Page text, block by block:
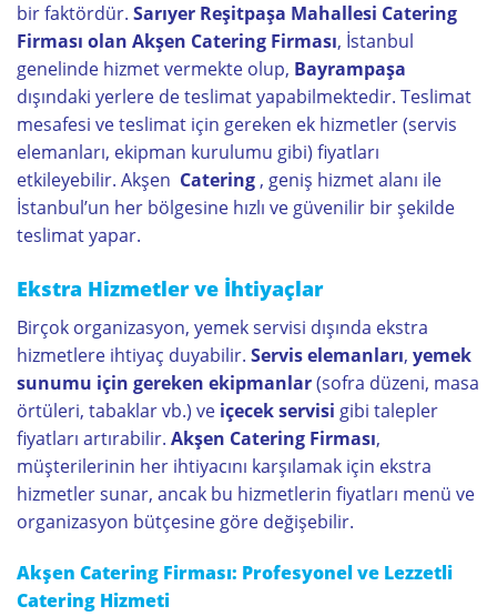
bir faktördür. Sarıyer Reşitpaşa Mahallesi Catering
Firması olan Akşen Catering Firması, İstanbul
genelinde hizmet vermekte olup, Bayrampaşa
dışındaki yerlere de teslimat yapabilmektedir. Teslimat
mesafesi ve teslimat için gereken ek hizmetler (servis
elemanları, ekipman kurulumu gibi) fiyatları
etkileyebilir. Akşen Catering , geniş hizmet alanı ile
İstanbul’un her bölgesine hızlı ve güvenilir bir şekilde
teslimat yapar.
Ekstra Hizmetler ve İhtiyaçlar
Birçok organizasyon, yemek servisi dışında ekstra
hizmetlere ihtiyaç duyabilir. Servis elemanları, yemek
sunumu için gereken ekipmanlar(sofra düzeni, masa
örtüleri, tabaklar vb.) ve içecek servisi gibi talepler
fiyatları artırabilir. Akşen Catering Firması,
müşterilerinin her ihtiyacını karşılamak için ekstra
hizmetler sunar, ancak bu hizmetlerin fiyatları menü ve
organizasyon bütçesine göre değişebilir.
Akşen Catering Firması: Profesyonel ve Lezzetli
Catering Hizmeti